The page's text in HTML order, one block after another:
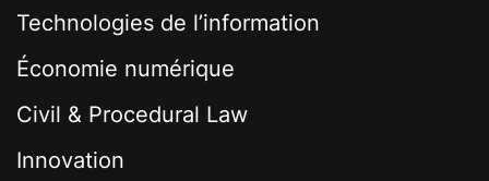
Technologies de l’information
Économie numérique
Civil & Procedural Law
Innovation